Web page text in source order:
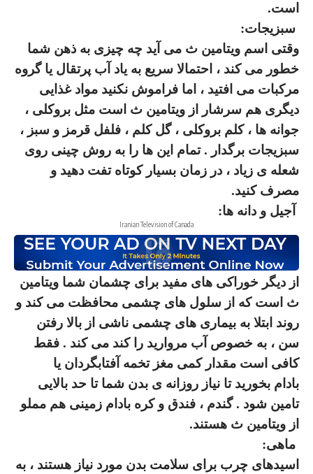
است.
سبزیجات:
وقتی اسم ویتامین ث می آید چه چیزی به ذهن شما
خطور می کند ، احتمالا سریع به یاد آب پرتقال یا گروه
مرکبات می افتید ، اما فراموش نکنید مواد غذایی
دیگری هم سرشار از ویتامین ث است مثل بروکلی ،
جوانه ها ، کلم بروکلی ، گل کلم ، فلفل قرمز و سبز ،
سبزیجات برگدار . تمام این ها را به روش چینی روی
شعله ی زیاد ، در زمان بسیار کوتاه تفت دهید و
مصرف کنید.
آجیل و دانه ها:
Iranian Television of Canada
از دیگر خوراکی های مفید برای چشمان شما ویتامین
ث است که از سلول های چشمی محافظت می کند و
روند ابتلا به بیماری های چشمی ناشی از بالا رفتن
سن ، به خصوص آب مروارید را کند می کند . فقط
کافی است مقدار کمی مغز تخمه آفتابگردان یا
بادام بخورید تا نیاز روزانه ی بدن شما تا حد بالایی
تامین شود . گندم ، فندق و کره بادام زمینی هم مملو
از ویتامین ث هستند.
ماهی:
اسیدهای چرب برای سلامت بدن مورد نیاز هستند ، به